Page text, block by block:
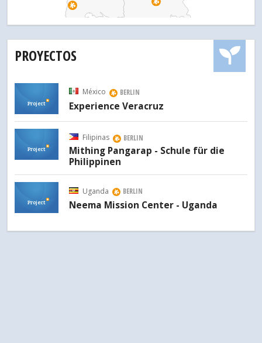
PROYECTOS
Project
México BERLIN
Experience Veracruz
Project
Filipinas BERLIN
Mithing Pangarap - Schule für die
Philippinen
Project
Uganda BERLIN
Neema Mission Center - Uganda